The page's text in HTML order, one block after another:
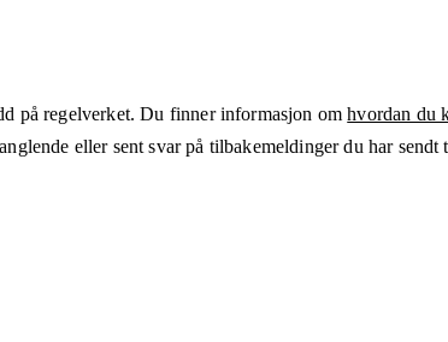
på regelverket. Du finner informasjon omhvordan du
eller sent svar på tilbakemeldinger du har sendt